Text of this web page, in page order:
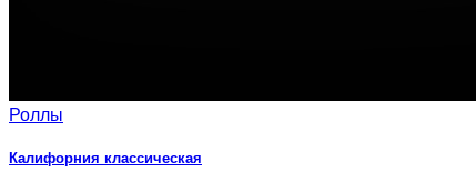
Роллы
Калифорния классическая